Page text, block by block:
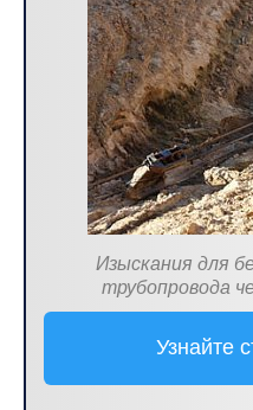
Изыскания для
трубопровода
Узнайте